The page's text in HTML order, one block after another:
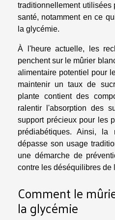
traditionnellement utilisées
santé, notamment en ce
la glycémie.
À l'heure actuelle, les
penchent sur le mûrier
alimentaire potentiel pour
maintenir un taux de
plante contient des
ralentir l'absorption des
support précieux pour les
prédiabétiques. Ainsi, la
dépasse son usage
une démarche de
contre les déséquilibres de
Comment le
la glycémie